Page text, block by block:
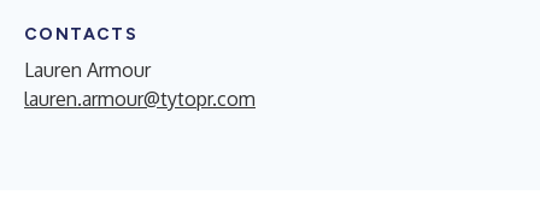
CONTACTS
Lauren Armour
lauren.armour@tytopr.com